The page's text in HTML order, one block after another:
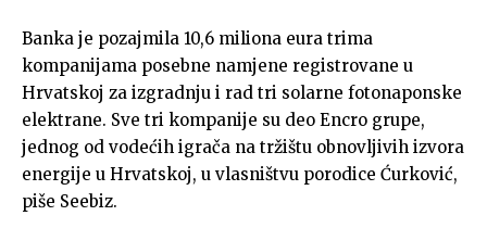
Banka je pozajmila 10,6 miliona eura trima
kompanijama posebne namjene registrovane u
Hrvatskoj za izgradnju i rad tri solarne fotonaponske
elektrane. Sve tri kompanije su deo Encro grupe,
jednog od vodećih igrača na tržištu obnovljivih izvora
energije u Hrvatskoj, u vlasništvu porodice Ćurković,
piše Seebiz.